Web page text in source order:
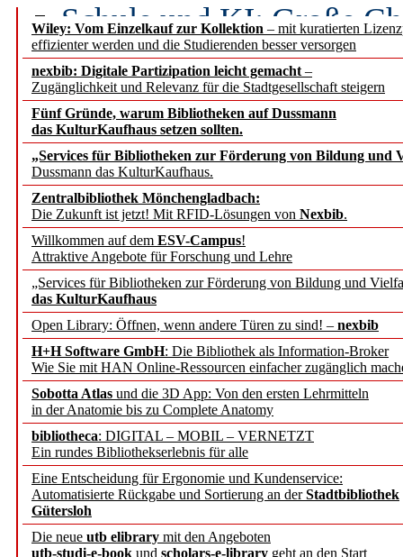
Wiley: Vom Einzelkauf zur Kollektion – mit kuratierten
effizienter werden und die Studierenden besser versorgen
nexbib: Digitale Partizipation leicht gemacht –
Zugänglichkeit und Relevanz für die Stadtgesellschaft steigern
Fünf Gründe, warum Bibliotheken auf Dussmann
das KulturKaufhaus setzen sollten.
„Services für Bibliotheken zur Förderung von Bildung und
Dussmann das KulturKaufhaus.
Zentralbibliothek Mönchengladbach:
Die Zukunft ist jetzt! Mit RFID-Lösungen von Nexbib.
Willkommen auf dem ESV-Campus!
Attraktive Angebote für Forschung und Lehre
„Services für Bibliotheken zur Förderung von Bildung und
das KulturKaufhaus
Open Library: Öffnen, wenn andere Türen zu sind! – nexbib
H+H Software GmbH: Die Bibliothek als Information-Broker
Wie Sie mit HAN Online-Ressourcen einfacher zugänglich
Sobotta Atlas und die 3D App: Von den ersten Lehrmitteln
in der Anatomie bis zu Complete Anatomy
bibliotheca: DIGITAL – MOBIL – VERNETZT
Ein rundes Bibliothekserlebnis für alle
Eine Entscheidung für Ergonomie und Kundenservice:
Automatisierte Rückgabe und Sortierung an derStadtbibliothek
Gütersloh
Die neue utb elibrary mit den Angeboten
utb-studi-e-book und scholars-e-library geht an den Start
Schule und KI: Große
Voraussetzungen
Erfolgreiches erstes
Segment Research –
angepasst
konstruktiv!
Mohr Siebeck
und die Zeitschrift für
Francke Attempto
EBSCO Information
Recherchefunktionen in
Sorbisches Institut neu
Geschichte und